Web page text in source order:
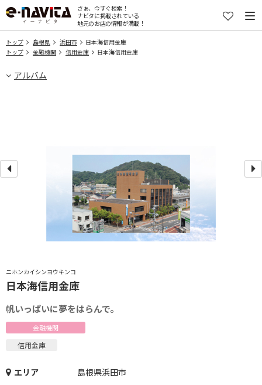
さぁ、今すぐ検索！
ナビタに掲載されている
地元のお店の情報が満載！
トップ 島根県 浜田市
日本海信用金庫
トップ
金融機関 信用金庫 日本海信用金庫
アルバム
ニホンカイシンヨウキンコ
日本海信用金庫
帆いっぱいに夢をはらんで。
金融機関
信用金庫
エリア
島根県浜田市